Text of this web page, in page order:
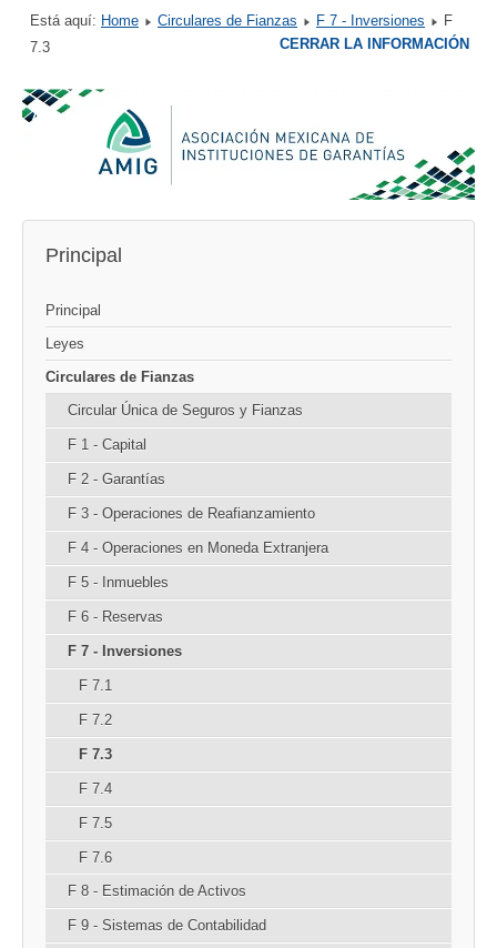
Está aquí: Home Circulares de Fianzas F 7 - Inversiones
F
7.3
Principal
Principal
Leyes
Circulares de Fianzas
Circular Única de Seguros y Fianzas
F 1 - Capital
F 2 - Garantías
F 3 - Operaciones de Reafianzamiento
F 4 - Operaciones en Moneda Extranjera
F 5 - Inmuebles
F 6 - Reservas
F 7 - Inversiones
F 7.1
F 7.2
F 7.3
F 7.4
F 7.5
F 7.6
F 8 - Estimación de Activos
F 9 - Sistemas de Contabilidad
CERRAR LA INFORMACIÓN